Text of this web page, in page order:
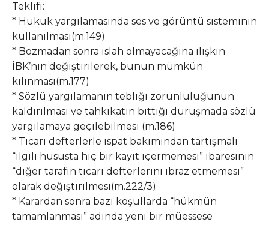
Teklifi:
* Hukuk yargılamasında ses ve görüntü sisteminin
kullanılması(m.149)
* Bozmadan sonra ıslah olmayacağına ilişkin
İBK’nın değiştirilerek, bunun mümkün
kılınması(m.177)
* Sözlü yargılamanın tebliği zorunluluğunun
kaldırılması ve tahkikatın bittiği duruşmada sözlü
yargılamaya geçilebilmesi (m.186)
* Ticari defterlerle ispat bakımından tartışmalı
“ilgili hususta hiç bir kayıt içermemesi” ibaresinin
“diğer tarafın ticari defterlerini ibraz etmemesi”
olarak değiştirilmesi(m.222/3)
* Karardan sonra bazı koşullarda “hükmün
tamamlanması” adında yeni bir müessese